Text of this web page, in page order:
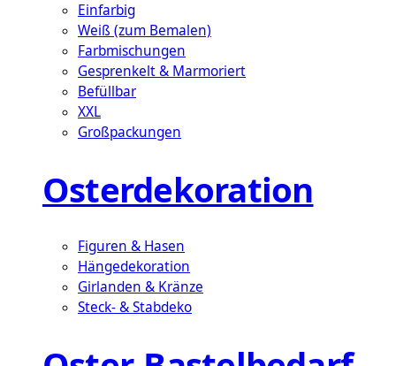
Einfarbig
Weiß (zum Bemalen)
Farbmischungen
Gesprenkelt & Marmoriert
Befüllbar
XXL
Großpackungen
Osterdekoration
Figuren & Hasen
Hängedekoration
Girlanden & Kränze
Steck- & Stabdeko